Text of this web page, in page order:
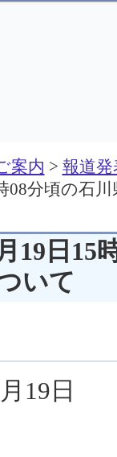
案内 > 報道
08分頃の石
19日15
いて
19日